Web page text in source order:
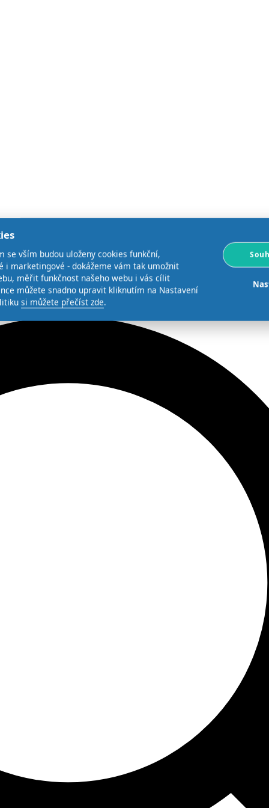
se vším budou uloženy cookies funkční,
i marketingové - dokážeme vám tak umožnit
měřit funkčnost našeho webu i vás cílit
můžete snadno upravit kliknutím na Nastavení
si můžete přečíst zde.